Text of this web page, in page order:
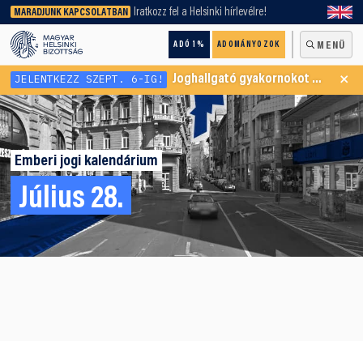
MARADJUNK KAPCSOLATBAN Iratkozz fel a Helsinki hírlevélre!
ADÓ 1% ADOMÁNYOZOK MENÜ
keresőnket!
JELENTKEZZ SZEPT. 6-IG! Joghallgató gyakornokot keresünk Menekültügyi Programunkba ×
Emberi jogi kalendárium
Július 28.